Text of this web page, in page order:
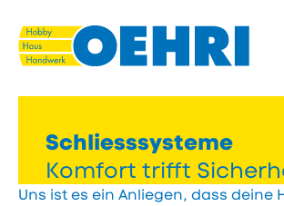
Navigieren
in
Seitenkontext
Schliesssysteme
Komfort trifft
Uns ist es ein Anliegen, dass deine